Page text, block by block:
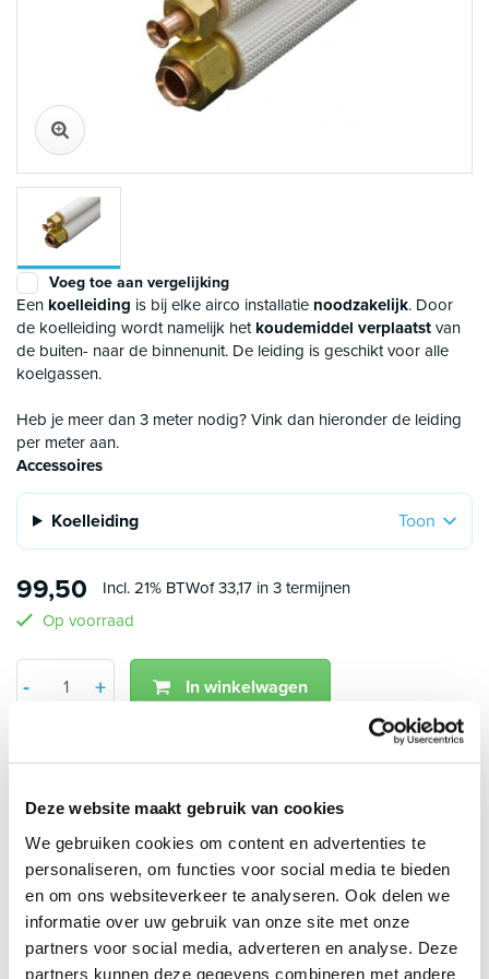
Deze website maakt gebruik van cookies
We gebruiken cookies om content en advertenties te
personaliseren, om functies voor social media te bieden
en om ons websiteverkeer te analyseren. Ook delen we
informatie over uw gebruik van onze site met onze
partners voor social media, adverteren en analyse. Deze
partners kunnen deze gegevens combineren met andere
Voeg toe aan vergelijking
Een koelleiding is bij elke airco installatie noodzakelijk. Door
de koelleiding wordt namelijk hetkoudemiddel verplaatstvan
de buiten- naar de binnenunit. De leiding is geschikt voor alle
koelgassen.
Heb je meer dan 3 meter nodig? Vink dan hieronder de leiding
per meter aan.
Accessoires
Koelleiding Toon
99,50 Incl. 21% BTWof 33,17 in 3 termijnen
Op voorraad
-
Min 1
Aantal
+
In winkelwagen
Betaal veilig en snel met o.a.:
Klantbeoordelingen
8.9/10 (1790 beoordelingen)